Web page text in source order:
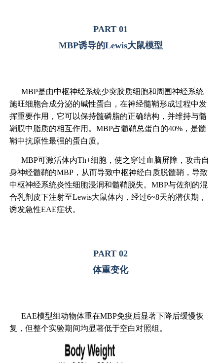
PART 01
MBP诱导的Lewis大鼠模型
MBP是由中枢神经系统少突胶质细胞和周围神经系统
施旺细胞合成分泌的碱性蛋白，在神经髓鞘形成过程中发
挥重要作用，它可以保持髓磷脂的正确结构，并维持与髓
鞘膜中脂质的相互作用。MBP占髓鞘总蛋白的40%，是髓
鞘中抗原性最强的蛋白质。
MBP可激活体内Th+细胞，使之穿过血脑屏障，攻击自
身神经髓鞘的MBP，从而导致中枢神经白质脱髓鞘，导致
中枢神经系统炎性细胞浸润和髓鞘脱失。MBP与佐剂的混
合乳剂皮下注射至Lewis大鼠体内，经过6~8天的潜伏期，
诱发急性EAE症状。
PART 02
体重变化
EAE模型组动物体重在MBP免疫后显著下降后缓慢恢
复，但整个实验期间均显著低于空白对照组。